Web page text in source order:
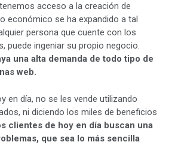
acceso a la creación de
económico se ha expandido a tal
persona que cuente con los
puede ingeniar su propio negocio.
una alta demanda de todo tipo de
web.
en día, no se les vende utilizando
ni diciendo los miles de beneficios
clientes de hoy en día buscan una
que sea lo más sencilla